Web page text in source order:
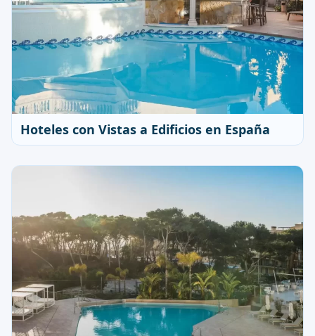
Hoteles con Vistas a Edificios en España